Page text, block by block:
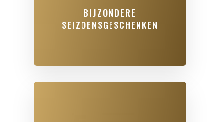
BIJZONDERE
SEIZOENSGESCHENKEN